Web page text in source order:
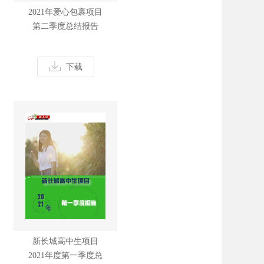
2021年爱心包裹项目
第二季度总结报告
下载
新长城高中生项目
2021年度第一季度总